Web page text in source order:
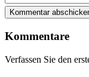
Kommentare
Verfassen Sie den